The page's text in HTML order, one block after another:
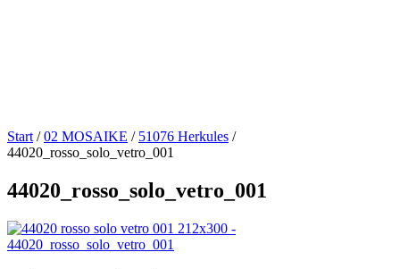
Start /02 MOSAIKE / 51076 Herkules /
44020_rosso_solo_vetro_001
44020_rosso_solo_vetro_001